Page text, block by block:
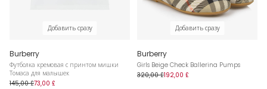
Добавить сразу
Burberry
Футболка кремовая с принтом мишки
Томаса для малышек
145,00 £73,00 £
Добавить сразу
Burberry
Girls Beige Check Ballerina Pumps
320,00 £192,00 £